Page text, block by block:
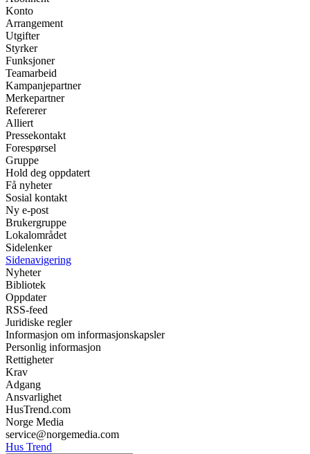
Konto
Arrangement
Utgifter
Styrker
Funksjoner
Teamarbeid
Kampanjepartner
Merkepartner
Refererer
Alliert
Pressekontakt
Forespørsel
Gruppe
Hold deg oppdatert
Få nyheter
Sosial kontakt
Ny e-post
Brukergruppe
Lokalområdet
Sidelenker
Sidenavigering
Nyheter
Bibliotek
Oppdater
RSS-feed
Juridiske regler
Informasjon om informasjonskapsler
Personlig informasjon
Rettigheter
Krav
Adgang
Ansvarlighet
HusTrend.com
Norge Media
service@norgemedia.com
Hus Trend